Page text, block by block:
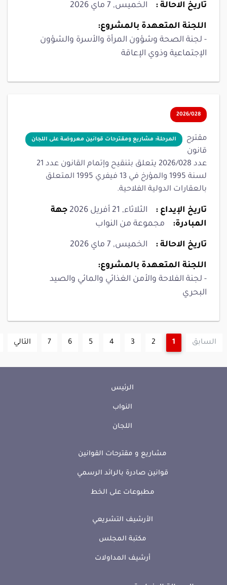
تاريخ الاحالة : الخميس, 7 ماي 2026
اللجنة المتعهدة بالمشروع:
- لجنة الصحة وشؤون المرأة والأسرة والشؤون
الإجتماعية وذوي الإعاقة
2026/028
المرحلة: مشاريع ومقترحات قوانين معروضة على اللجان
مقترح
قانون
عدد 2026/028 يتعلق بتنقيح وإتمام القانون عدد 21
لسنة 1995 والمؤرخ في 13 فيفري 1995 المتعلق
بالعقارات الدولية الفلاحية.
تاريخ الإيداع : الثلاثاء, 21 أفريل 2026
جهة
المبادرة:
مجموعة من النواب
تاريخ الاحالة : الخميس, 7 ماي 2026
اللجنة المتعهدة بالمشروع:
- لجنة الفلاحة والأمن الغذائي والمائي والصيد
البحري
السابق 1
2
3
4
5
6
7 التالي
الرئيس
النواب
اللجان
مشاريع و مقترحات القوانين
قوانين صادرة بالرائد الرسمي
مطبوعات على الخط
الأرشيف التشريعي
مكتبة المجلس
أرشيف المداولات